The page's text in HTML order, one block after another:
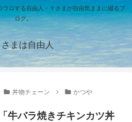
ウロする自由人・Ｙさまが自由気ままに綴るブ
ログ。
さまは自由人
丼物チェーン かつや
牛バラ焼きチキンカツ丼